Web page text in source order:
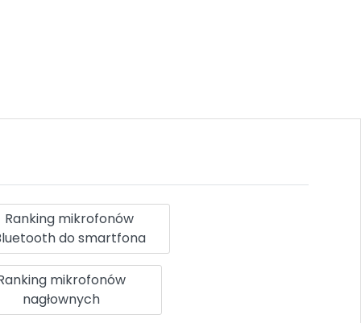
Ranking mikrofonów
do smartfona
mikrofonów
nagłownych